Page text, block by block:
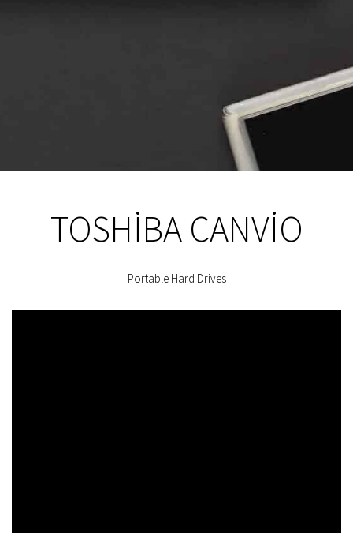
TOSHIBA CANVIO
Portable Hard Drives